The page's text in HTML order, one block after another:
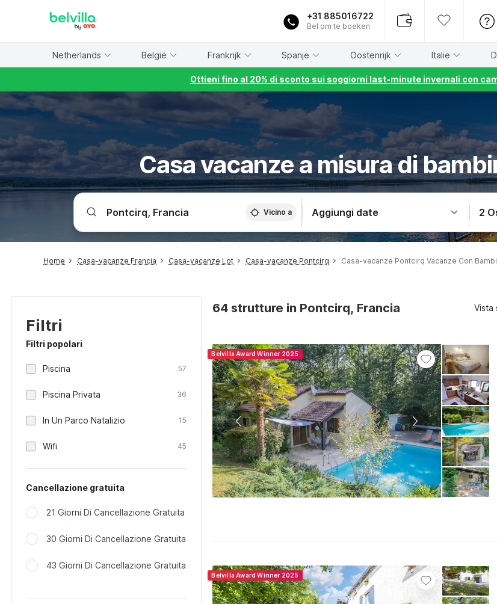
+31 885016722
Bel om te boeken
Netherlands België Frankrijk Spanje Oostenrijk Italië
Ottieni fino al 20% di sconto sui soggiorni last-minute invernali con
Casa vacanze a misura di
Vicino a Aggiungi date 2
Home Casa-vacanze Francia Casa-vacanze Lot Casa-vacanze Pontcirq Casa-vacanze Pontcirq Vacanze Con
Filtri
Filtri popolari
Piscina 57
Piscina Privata 36
In Un Parco Natalizio 15
Wifi 45
Cancellazione gratuita
21 Giorni Di Cancellazione Gratuita
30 Giorni Di Cancellazione Gratuita
43 Giorni Di Cancellazione Gratuita
64 strutture in Pontcirq, Francia Vista
Belvilla Award Winner 2025
Belvilla Award Winner 2025